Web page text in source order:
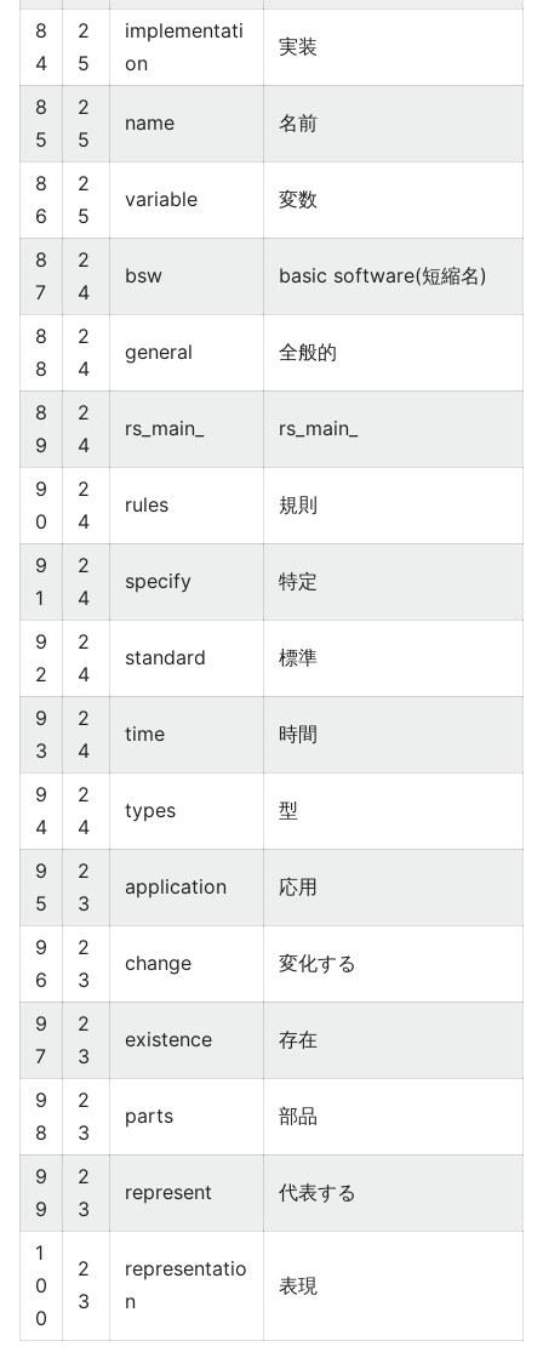
8
4
2
5
implementati
on
実装
8
5
2
5
name 名前
8
6
2
5
variable 変数
8
7
2
4
bsw basic software(短縮名)
8
8
2
4
general 全般的
8
9
2
4
rs_main_ rs_main_
9
0
2
4
rules 規則
9
1
2
4
specify 特定
9
2
2
4
standard 標準
9
3
2
4
time 時間
9
4
2
4
types 型
9
5
2
3
application 応用
9
6
2
3
change 変化する
9
7
2
3
existence 存在
9
8
2
3
parts 部品
9
9
2
3
represent 代表する
1
0
0
2
3
representatio
n
表現